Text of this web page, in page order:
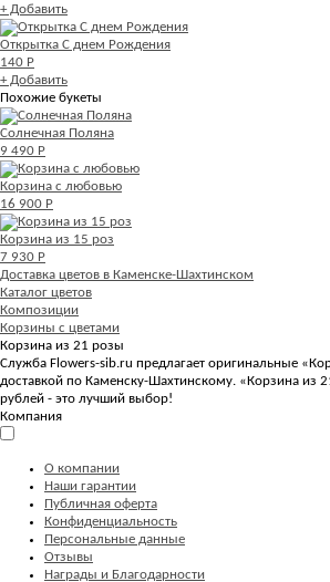
+ Добавить
Открытка С днем Рождения
140 Р
+ Добавить
Похожие букеты
Солнечная Поляна
9 490 Р
Корзина с любовью
16 900 Р
Корзина из 15 роз
7 930 Р
Доставка цветов в Каменске-Шахтинском
Каталог цветов
Композиции
Корзины с цветами
Корзина из 21 розы
Служба Flowers-sib.ru предлагает оригинальные
доставкой по Каменску-Шахтинскому. «Корзина из
рублей - это лучший выбор!
Компания
О компании
Наши гарантии
Публичная оферта
Конфиденциальность
Персональные данные
Отзывы
Награды и Благодарности